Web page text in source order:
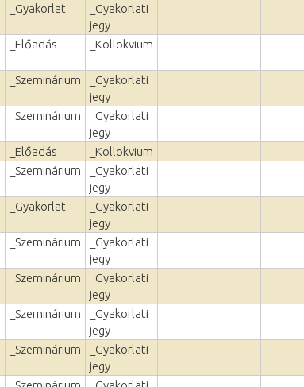
_Gyakorlat
_Gyakorlati
jegy
_Előadás _Kollokvium
_Szeminárium
_Gyakorlati
jegy
_Szeminárium
_Gyakorlati
jegy
_Előadás
_Kollokvium
_Szeminárium
_Gyakorlati
jegy
_Gyakorlat
_Gyakorlati
jegy
_Szeminárium
_Gyakorlati
jegy
_Szeminárium
_Gyakorlati
jegy
_Szeminárium
_Gyakorlati
jegy
_Szeminárium
_Gyakorlati
jegy